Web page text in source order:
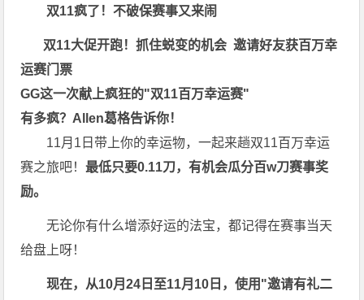
双11疯了！不破保赛事又来闹
双11大促开跑！抓住蜕变的机会 邀请好友获百万幸
运赛门票
GG这一次献上疯狂的"双11百万幸运赛"
有多疯？Allen葛格告诉你！
11月1日带上你的幸运物，一起来趟双11百万幸运
赛之旅吧！最低只要0.11刀，有机会瓜分百w刀赛事奖
励。
无论你有什么增添好运的法宝，都记得在赛事当天
给盘上呀！
现在，从10月24日至11月10日，使用"邀请有礼二